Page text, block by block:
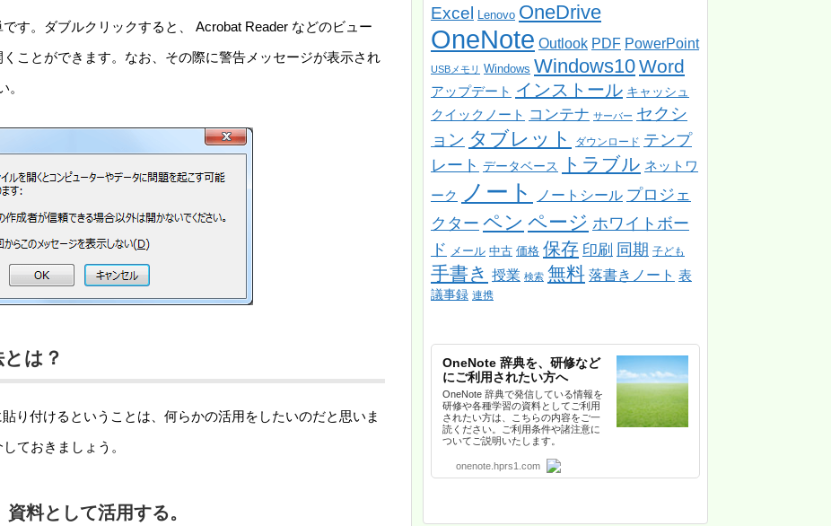
す。ダブルクリックすると、 Acrobat Reader などのビュー
ことができます。なお、その際に警告メッセージが表示され
。
は？
り付けるということは、何らかの活用をしたいのだと思いま
ておきましょう。
料として活用する。
Excel Lenovo OneDrive
OneNote Outlook PDF PowerPoint
USBメモリ Windows Windows10Word
アップデート インストール キャッシュ
クイックノート コンテナ サーバー セクシ
ョン タブレット ダウンロード テンプ
レート データベース トラブル ネットワ
ーク
ノート ノートシール プロジェ
クター ペン ページ ホワイトボー
ド メール 中古 価格 保存 印刷 同期 子ども
手書き 授業 検索 無料 落書きノート 表
議事録 連携
OneNote 辞典を、研修など
にご利用されたい方へ
OneNote 辞典で発信している情報を
研修や各種学習の資料としてご利用
されたい方は、こちらの内容をご一
読ください。ご利用条件や諸注意に
ついてご説明いたします。
onenote.hprs1.com